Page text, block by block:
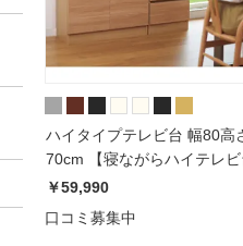
ハイタイプテレビ台 幅80高
70cm 【寝ながらハイテレビ
リーズ】
￥59,990
口コミ募集中